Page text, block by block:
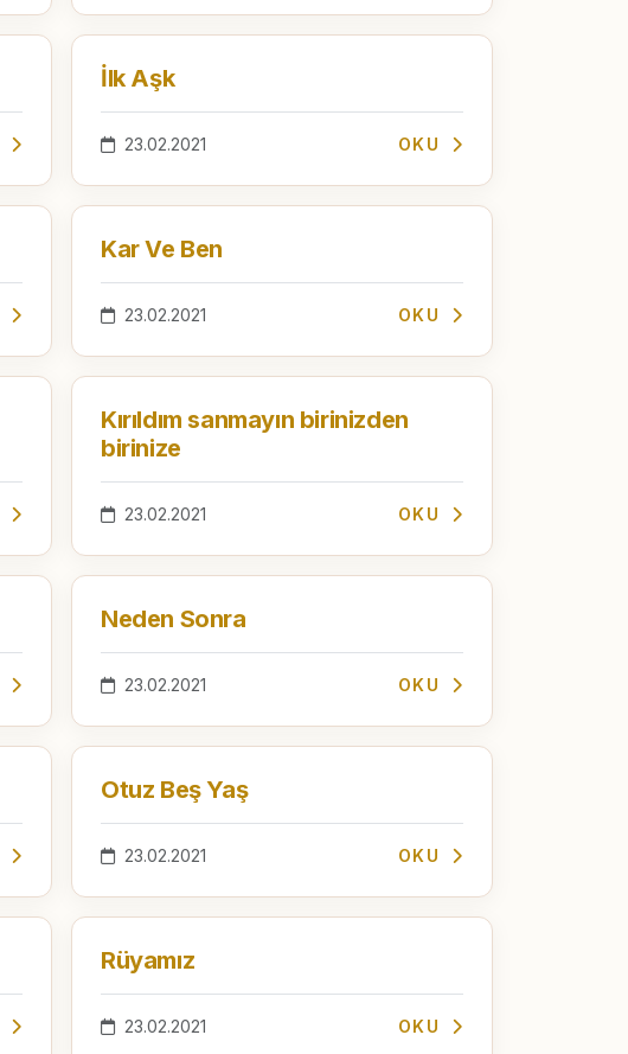
İlk Aşk
23.02.2021 OKU
Kar Ve Ben
23.02.2021 OKU
Kırıldım sanmayın birinizden
birinize
23.02.2021 OKU
Neden Sonra
23.02.2021 OKU
Otuz Beş Yaş
23.02.2021 OKU
Rüyamız
23.02.2021 OKU